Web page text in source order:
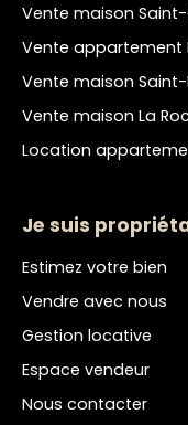
Vente maison
Vente appartement
Vente maison
Vente maison La
Location
Je suis
Estimez votre bien
Vendre avec nous
Gestion locative
Espace vendeur
Nous contacter